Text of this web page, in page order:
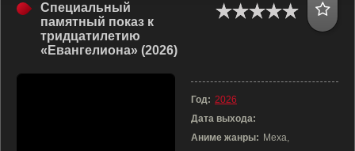
Специальный
памятный показ к
тридцатилетию
«Евангелиона» (2026)
Год: 2026
Дата выхода:
Аниме жанры: Меха,